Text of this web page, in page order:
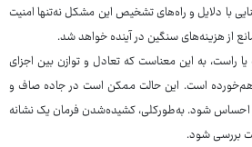
با دلایل و راه‌های تشخیص این مشکل نه‌تنها امنیت
از هزینه‌های سنگین در آینده خواهد شد.
به این معناست که تعادل و توازن بین اجزای
است. این حالت ممکن است در جاده صاف و
شود. به‌طورکلی، کشیده‌شدن فرمان یک نشانه
بررسی شود.